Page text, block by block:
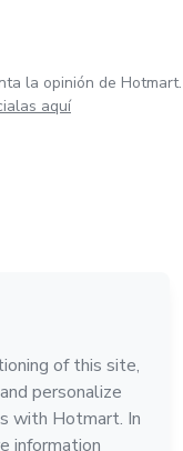
la opinión de Hotmart.
aquí